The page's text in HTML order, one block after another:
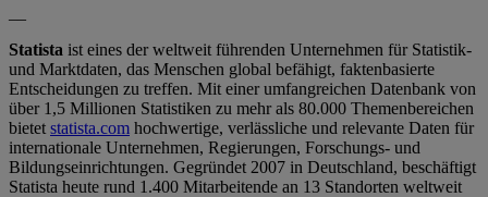
Statista ist eines der weltweit führenden Unternehmen für Statistik-
und Marktdaten, das Menschen global befähigt, faktenbasierte
Entscheidungen zu treffen. Mit einer umfangreichen Datenbank von
über 1,5 Millionen Statistiken zu mehr als 80.000 Themenbereichen
bietet statista.com hochwertige, verlässliche und relevante Daten für
internationale Unternehmen, Regierungen, Forschungs- und
Bildungseinrichtungen. Gegründet 2007 in Deutschland, beschäftigt
Statista heute rund 1.400 Mitarbeitende an 13 Standorten weltweit